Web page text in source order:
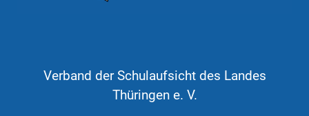
Verband der Schulaufsicht des Landes
Thüringen e. V.